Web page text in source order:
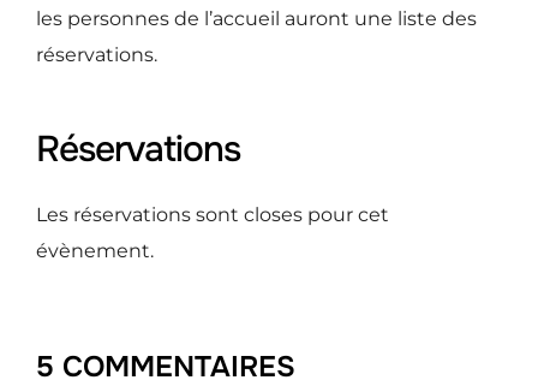
les personnes de l’accueil auront une liste des
réservations.
Réservations
Les réservations sont closes pour cet
évènement.
5 COMMENTAIRES